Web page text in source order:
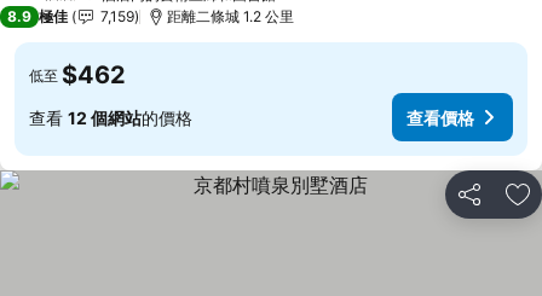
8.9 極佳 7,159 距離二條城 1.2 公里
低至 $462
查看 12 個網站的價格 查看價格
分享 放